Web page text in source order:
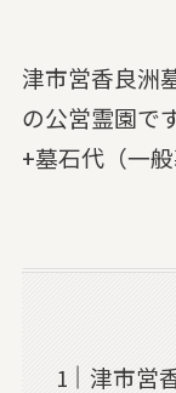
津市営香良洲
の公営霊園で
+墓石代（一般
津市営